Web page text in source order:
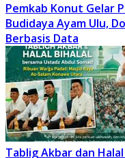
Pemkab Konut Gelar
Budidaya Ayam Ulu,
Berbasis Data
Tablig Akbar dan